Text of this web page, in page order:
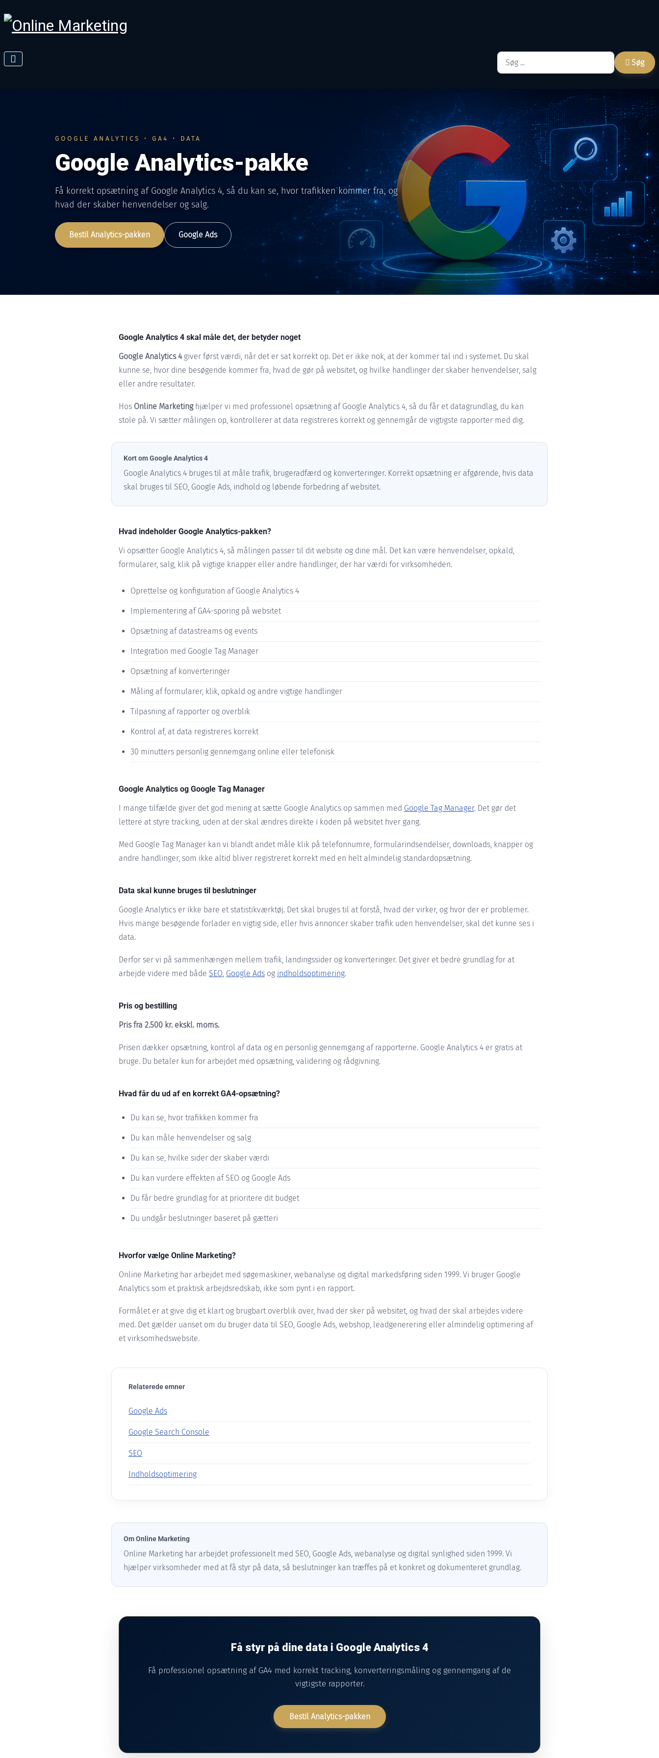
Søg
Søg
GOOGLE ANALYTICS • GA4 • DATA
Google Analytics-pakke
Få korrekt opsætning af Google Analytics 4, så du kan se, hvor trafikken kommer fra, og
hvad der skaber henvendelser og salg.
Bestil Analytics-pakken Google Ads
Google Analytics 4 skal måle det, der betyder noget
Google Analytics 4giver først værdi, når det er sat korrekt op. Det er ikke nok, at der kommer tal ind i systemet. Du skal
kunne se, hvor dine besøgende kommer fra, hvad de gør på websitet, og hvilke handlinger der skaber henvendelser, salg
eller andre resultater.
Hos Online Marketinghjælper vi med professionel opsætning af Google Analytics 4, så du får et datagrundlag, du kan
stole på. Vi sætter målingen op, kontrollerer at data registreres korrekt og gennemgår de vigtigste rapporter med dig.
Kort om Google Analytics 4
Google Analytics 4 bruges til at måle trafik, brugeradfærd og konverteringer. Korrekt opsætning er afgørende, hvis data
skal bruges til SEO, Google Ads, indhold og løbende forbedring af websitet.
Hvad indeholder Google Analytics-pakken?
Vi opsætter Google Analytics 4, så målingen passer til dit website og dine mål. Det kan være henvendelser, opkald,
formularer, salg, klik på vigtige knapper eller andre handlinger, der har værdi for virksomheden.
Oprettelse og konfiguration af Google Analytics 4
Implementering af GA4-sporing på websitet
Opsætning af datastreams og events
Integration med Google Tag Manager
Opsætning af konverteringer
Måling af formularer, klik, opkald og andre vigtige handlinger
Tilpasning af rapporter og overblik
Kontrol af, at data registreres korrekt
30 minutters personlig gennemgang online eller telefonisk
Google Analytics og Google Tag Manager
I mange tilfælde giver det god mening at sætte Google Analytics op sammen med Google Tag Manager. Det gør det
lettere at styre tracking, uden at der skal ændres direkte i koden på websitet hver gang.
Med Google Tag Manager kan vi blandt andet måle klik på telefonnumre, formularindsendelser, downloads, knapper og
andre handlinger, som ikke altid bliver registreret korrekt med en helt almindelig standardopsætning.
Data skal kunne bruges til beslutninger
Google Analytics er ikke bare et statistikværktøj. Det skal bruges til at forstå, hvad der virker, og hvor der er problemer.
Hvis mange besøgende forlader en vigtig side, eller hvis annoncer skaber trafik uden henvendelser, skal det kunne ses i
data.
Derfor ser vi på sammenhængen mellem trafik, landingssider og konverteringer. Det giver et bedre grundlag for at
arbejde videre med både SEO, Google Ads og indholdsoptimering.
Pris og bestilling
Pris fra 2.500 kr. ekskl. moms.
Prisen dækker opsætning, kontrol af data og en personlig gennemgang af rapporterne. Google Analytics 4 er gratis at
bruge. Du betaler kun for arbejdet med opsætning, validering og rådgivning.
Hvad får du ud af en korrekt GA4-opsætning?
Du kan se, hvor trafikken kommer fra
Du kan måle henvendelser og salg
Du kan se, hvilke sider der skaber værdi
Du kan vurdere effekten af SEO og Google Ads
Du får bedre grundlag for at prioritere dit budget
Du undgår beslutninger baseret på gætteri
Hvorfor vælge Online Marketing?
Online Marketing har arbejdet med søgemaskiner, webanalyse og digital markedsføring siden 1999. Vi bruger Google
Analytics som et praktisk arbejdsredskab, ikke som pynt i en rapport.
Formålet er at give dig et klart og brugbart overblik over, hvad der sker på websitet, og hvad der skal arbejdes videre
med. Det gælder uanset om du bruger data til SEO, Google Ads, webshop, leadgenerering eller almindelig optimering af
et virksomhedswebsite.
Relaterede emner
Google Ads
Google Search Console
SEO
Indholdsoptimering
Om Online Marketing
Online Marketing har arbejdet professionelt med SEO, Google Ads, webanalyse og digital synlighed siden 1999. Vi
hjælper virksomheder med at få styr på data, så beslutninger kan træffes på et konkret og dokumenteret grundlag.
Få styr på dine data i Google Analytics 4
Få professionel opsætning af GA4 med korrekt tracking, konverteringsmåling og gennemgang af de
vigtigste rapporter.
Bestil Analytics-pakken